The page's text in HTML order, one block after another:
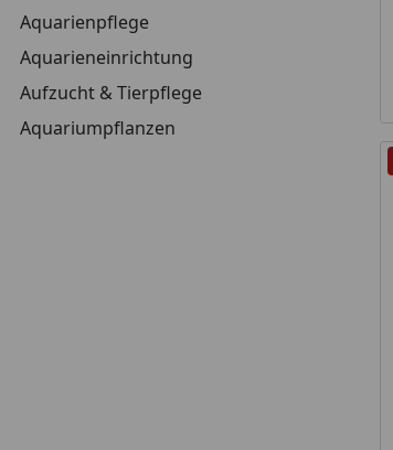
Aquarienpflege
Aquarieneinrichtung
Aufzucht & Tierpflege
Aquariumpflanzen